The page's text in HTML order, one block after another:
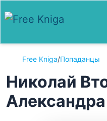
Free Kniga/Попаданцы
Николай